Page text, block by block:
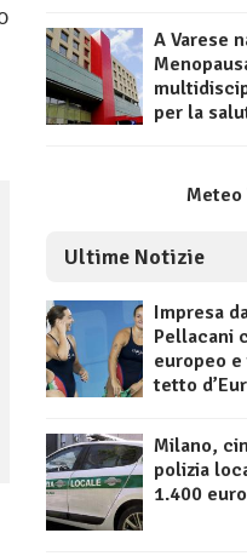
A Varese
per la
Meteo
Ultime Notizie
Impresa
Pellacani
europeo
tetto
Milano,
polizia
1.400